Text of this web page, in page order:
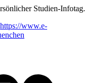
Studien-Infotag.
https://www.e-